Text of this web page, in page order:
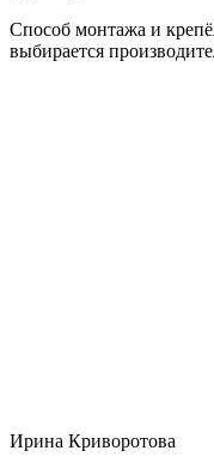
Способ монтажа и
выбирается
Ирина Криворотова